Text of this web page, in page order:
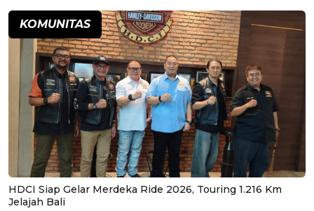
KOMUNITAS
HDCI Siap Gelar Merdeka Ride 2026, Touring 1.216 Km
Jelajah Bali